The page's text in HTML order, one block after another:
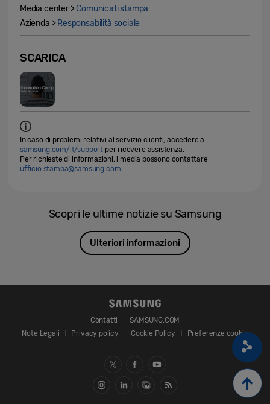
Media center >Comunicati stampa
Azienda > Responsabilità sociale
SCARICA
In caso di problemi relativi al servizio clienti, accedere a
samsung.com/it/support per ricevere assistenza.
Per richieste di informazioni, i media possono contattare
ufficio.stampa@samsung.com.
Scopri le ultime notizie su Samsung
Ulteriori informazioni
Contatti
SAMSUNG.COM
Note Legali
Privacy policy Cookie Policy Preferenze cookie